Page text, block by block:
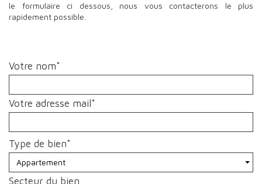
le formulaire ci dessous, nous vous contacterons le plus
rapidement possible.
Votre nom*
Votre adresse mail*
Type de bien*
Appartement
Secteur du bien